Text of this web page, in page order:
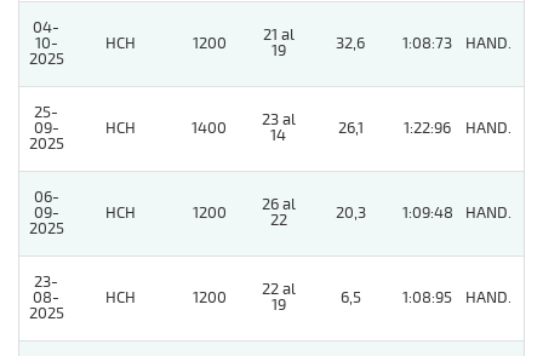
04-
10-
2025
HCH 1200
21 al
19
32,6 1:08:73 HAND.
25-
09-
2025
HCH 1400
23 al
14
26,1 1:22:96 HAND.
06-
09-
2025
HCH 1200
26 al
22
20,3 1:09:48 HAND.
23-
08-
2025
HCH 1200
22 al
19
6,5 1:08:95 HAND.